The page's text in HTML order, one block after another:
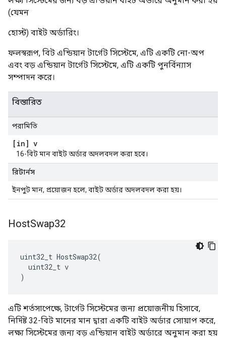
(যেমন
হোস্ট) বাইট অর্ডারিং।
ফলস্বরূপ, বিট এন্ডিয়ান টার্গেট সিস্টেমে, এটি একটি নো-অপ
এবং বড় এন্ডিয়ান টার্গেট সিস্টেমে, এটি একটি পুনর্বিন্যাস
সম্পাদন করে।
বিস্তারিত
পরামিতি
[in] v
16-বিট মান বাইট অর্ডার অদলবদল করা হবে।
রিটার্নস
ইনপুট মান, প্রয়োজন হলে, বাইট অর্ডার অদলবদল করা হয়।
HostSwap32
uint32_t HostSwap32(
  uint32_t v
)
এটি শর্তসাপেক্ষে, টার্গেট সিস্টেমের জন্য প্রয়োজনীয় হিসাবে,
নির্দিষ্ট 32-বিট মানের মান দ্বারা একটি বাইট অর্ডার সোয়াপ করে,
লক্ষ্য সিস্টেমের জন্য বড় এন্ডিয়ান বাইট অর্ডারে অনুমান করা হয়